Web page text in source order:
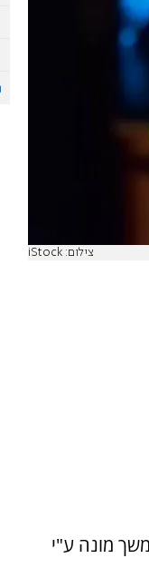
צילום: iStock
מונה ע"י